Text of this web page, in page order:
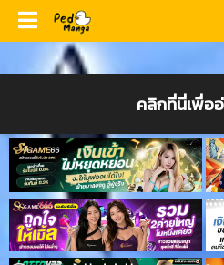
คลิกที่นี่เพื่อ